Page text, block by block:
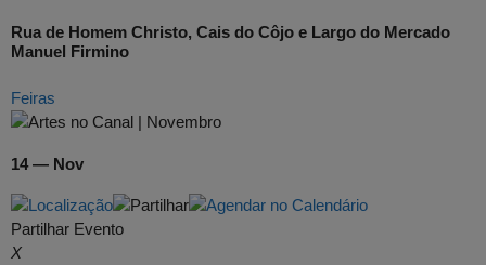
Rua de Homem Christo, Cais do Côjo e Largo do Mercado
Manuel Firmino
Feiras
14 — Nov
Partilhar Evento
X